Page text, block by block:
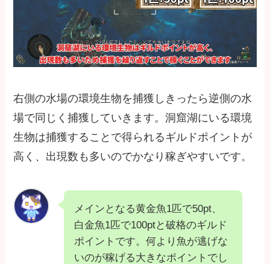
右側の水場の環境生物を捕獲しきったら逆側の水
場で同じく捕獲していきます。洞窟湖にいる環境
生物は捕獲することで得られるギルドポイントが
高く、出現数も多いのでかなり稼ぎやすいです。
メインとなる黄金魚1匹で50pt、
白金魚1匹で100ptと破格のギルド
ポイントです。何より魚が逃げな
いのが稼げる大きなポイントでし